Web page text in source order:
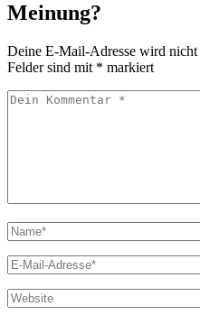
Meinung?
Deine E-Mail-Adresse wird
Felder sind mit * markiert